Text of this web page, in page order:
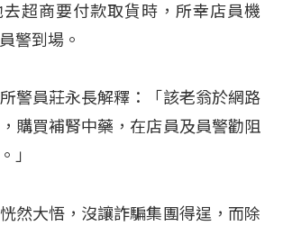
超商要付款取貨時，所幸店員機
警到場。
警員莊永長解釋：「該老翁於網路
購買補腎中藥，在店員及員警勸阻
」
然大悟，沒讓詐騙集團得逞，而除